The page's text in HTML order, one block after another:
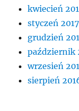
kwiecień
styczeń 2017
grudzień
październik
wrzesień
sierpień